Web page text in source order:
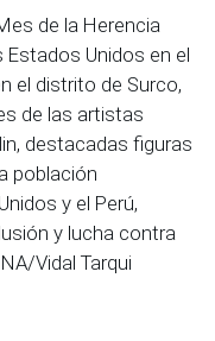
de la Herencia
Estados Unidos en el
el distrito de Surco,
de las artistas
destacadas figuras
población
y el Perú,
y lucha contra
Vidal Tarqui